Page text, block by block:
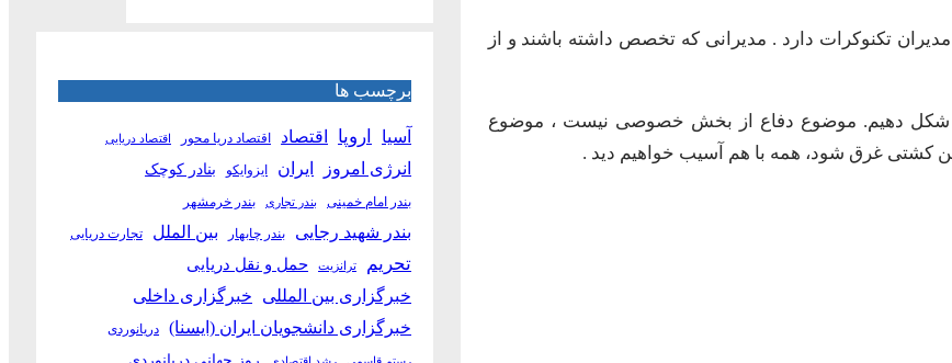
تکنوکرات دارد . مدیرانی که تخصص داشته باشند و از
را شکل دهیم. موضوع دفاع از بخش خصوصی نیست ، موضوع
کشتی غرق شود، همه با هم آسیب خواهیم دید .
برچسب ها
آسیا اروپا اقتصاد اقتصاد دریا محور اقتصاد دریایی
انرژی امروز ایران ایزوایکو بنادر کوچک
بندر امام خمینی بندر تجاری بندر خرمشهر
بندر شهید رجایی بندر چابهار بین الملل تجارت دریایی
تحریم ترانزیت حمل و نقل دریایی
خبرگزاری بین المللی خبرگزاری داخلی
خبرگزاری دانشجویان ایران (ایسنا)
دریانوردی